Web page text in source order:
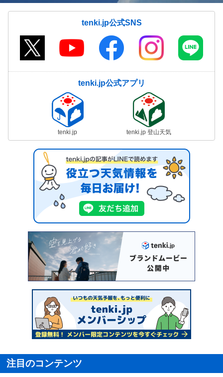
tenki.jp公式SNS
tenki.jp公式アプリ
tenki.jp tenki.jp 登山天気
注目のコンテンツ